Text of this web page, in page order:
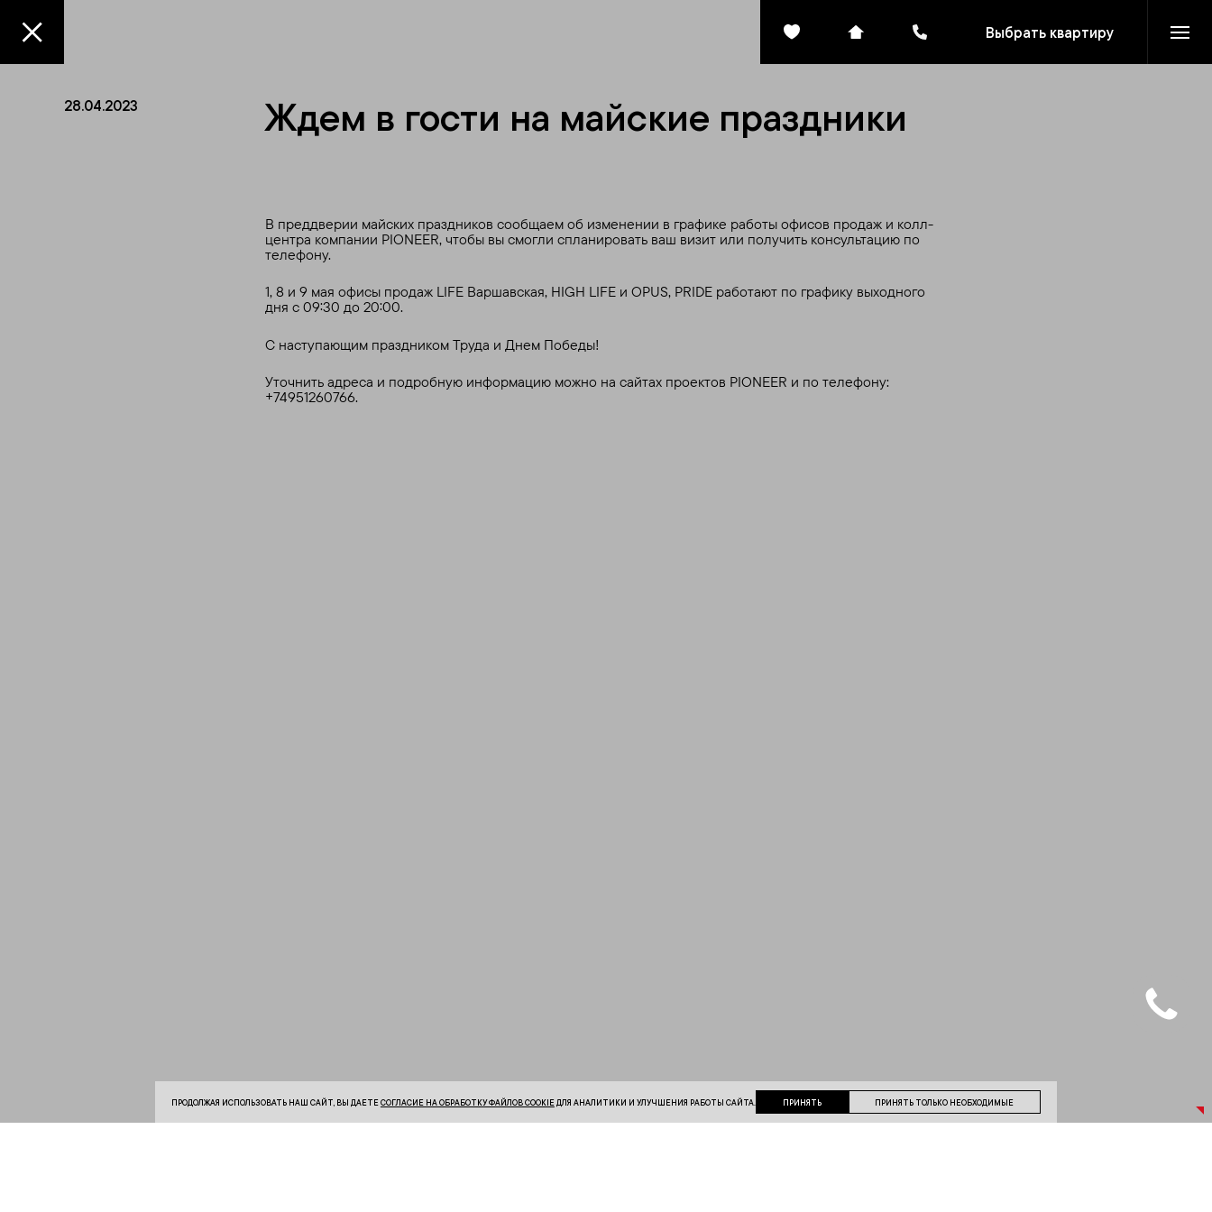
28.04.2023 Ждем в гости на майские праздники
В преддверии майских праздников сообщаем об изменении в графике работы офисов продаж и колл-
центра компании PIONEER, чтобы вы смогли спланировать ваш визит или получить консультацию по
телефону.
1, 8 и 9 мая офисы продаж LIFE Варшавская, HIGH LIFE и OPUS, PRIDE работают по графику выходного
дня с 09:30 до 20:00.
С наступающим праздником Труда и Днем Победы!
Уточнить адреса и подробную информацию можно на сайтах проектов PIONEER и по телефону:
+74951260766.
Выбрать квартиру
ПРОДОЛЖАЯ ИСПОЛЬЗОВАТЬ НАШ САЙТ, ВЫ ДАЕТЕСОГЛАСИЕ НА ОБРАБОТКУ ФАЙЛОВ COOKIEДЛЯ АНАЛИТИКИ И УЛУЧШЕНИЯ РАБОТЫ САЙТА. ПРИНЯТЬ ПРИНЯТЬ ТОЛЬКО НЕОБХОДИМЫЕ